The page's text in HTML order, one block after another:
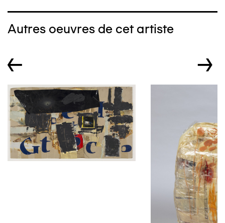
Autres oeuvres de cet artiste
← →